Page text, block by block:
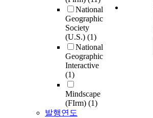
National
Geographic
Society
(U.S.) (1)
National
Geographic
Interactive
(1)
Mindscape
(FIrm) (1)
발행연도